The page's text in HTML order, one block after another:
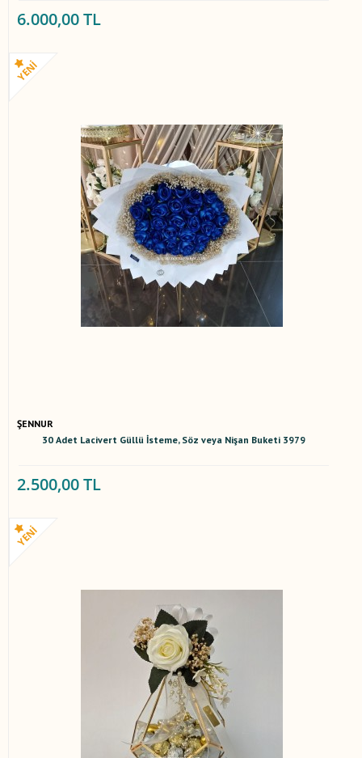
6.000,00 TL
ŞENNUR
30 Adet Lacivert Güllü İsteme, Söz veya Nişan Buketi 3979
2.500,00 TL